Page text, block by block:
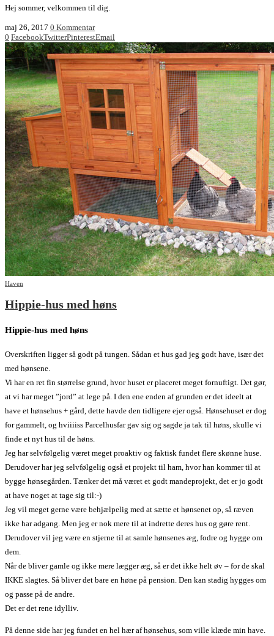
Hej sommer, velkommen til dig.
maj 26, 2017 0 Kommentar
0 FacebookTwitterPinterestEmail
Haven
Hippie-hus med høns
Hippie-hus med høns
Overskriften ligger så godt på tungen. Sådan et hus gad jeg godt have, især det
med hønsene.
Vi har en ret fin størrelse grund, hvor huset er placeret meget fornuftigt. Det gør,
at vi har meget ”jord” at lege på. I den ene enden af grunden er det ideelt at
have et hønsehus + gård, dette havde den tidligere ejer også. Hønsehuset er dog
for gammelt, og hviiiiss Parcelhusfar gav sig og sagde ja tak til høns, skulle vi
finde et nyt hus til de høns.
Jeg har selvfølgelig været meget proaktiv og faktisk fundet flere skønne huse.
Derudover har jeg selvfølgelig også et projekt til ham, hvor han kommer til at
bygge hønsegården. Tænker det må været et godt mandeprojekt, det er jo godt
at have noget at tage sig til:-)
Jeg vil meget gerne være behjælpelig med at sætte et hønsenet op, så ræven
ikke har adgang. Men jeg er nok mere til at indrette deres hus og gøre rent.
Derudover vil jeg være en stjerne til at samle hønsenes æg, fodre og hygge om
dem.
Når de bliver gamle og ikke mere lægger æg, så er det ikke helt øv – for de skal
IKKE slagtes. Så bliver det bare en høne på pension. Den kan stadig hygges om
og passe på de andre.
Det er det rene idylliv.
På denne side har jeg fundet en hel hær af hønsehus, som ville klæde min have.